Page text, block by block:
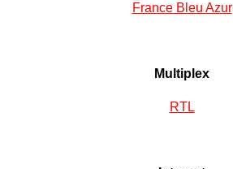
France Bleu Azur
Multiplex
RTL